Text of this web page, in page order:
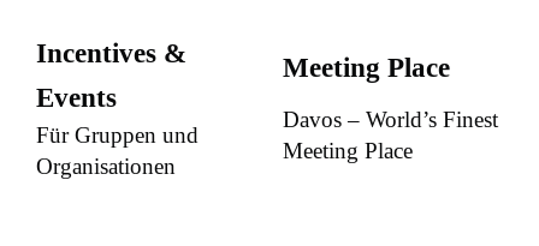
Incentives &
Events
Für Gruppen und
Organisationen
Meeting Place
Davos – World’s Finest
Meeting Place